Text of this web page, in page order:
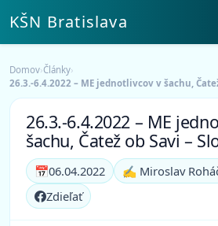
KŠN Bratislava
Domov›Články›
26.3.-6.4.2022 – ME jednotlivcov v šachu,
26.3.-6.4.2022 – ME
šachu, Čatež ob Savi –
📅06.04.2022 ✍️ Miroslav
Zdieľať